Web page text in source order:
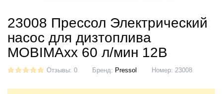
23008 Прессол Электрический
насос для дизтоплива
MOBIMAxx 60 л/мин 12В
Отзывы: 0 Бренд: Pressol Номер: 23008